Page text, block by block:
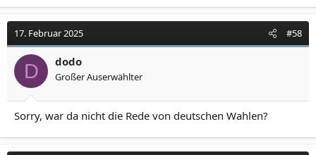
17. Februar 2025 #58
D dodo
Großer Auserwählter
Sorry, war da nicht die Rede von deutschen Wahlen?